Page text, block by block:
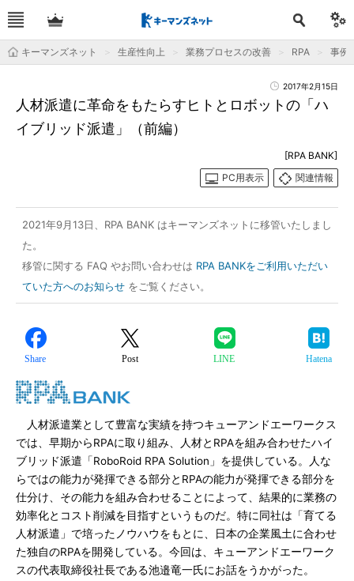
キーマンズネット 生産性向上 業務プロセスの改善 RPA 事例
2017年2月15日
人材派遣に革命をもたらすヒトとロボットの「ハ
イブリッド派遣」（前編）
[RPA BANK]
PC用表示
関連情報
2021年9月13日、RPA BANK はキーマンズネットに移管いたしまし
た。
移管に関する FAQ やお問い合わせは RPA BANKをご利用いただい
ていた方へのお知らせ をご覧ください。
Share Post LINE Hatena
人材派遣業として豊富な実績を持つキューアンドエーワークス
では、早期からRPAに取り組み、人材とRPAを組み合わせたハイ
ブリッド派遣「RoboRoid RPA Solution」を提供している。人な
らではの能力が発揮できる部分とRPAの能力が発揮できる部分を
仕分け、その能力を組み合わせることによって、結果的に業務の
効率化とコスト削減を目指すというものだ。特に同社は「育てる
人材派遣」で培ったノウハウをもとに、日本の企業風土に合わせ
た独自のRPAを開発している。今回は、キューアンドエーワーク
スの代表取締役社長である池邉竜一氏にお話をうかがった。